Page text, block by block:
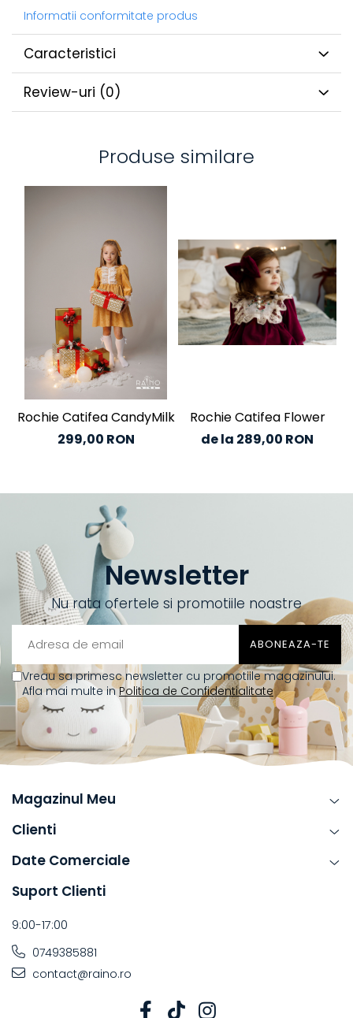
Informatii conformitate produs
Caracteristici
Review-uri (0)
Produse similare
Rochie Catifea CandyMilk
299,00 RON
Rochie Catifea Flower
de la 289,00 RON
Newsletter
Nu rata ofertele si promotiile noastre
Vreau sa primesc newsletter cu promotiile magazinului.
Afla mai multe inPolitica de Confidentialitate
Magazinul Meu
Clienti
Date Comerciale
Suport Clienti
9:00-17:00
0749385881
contact@raino.ro